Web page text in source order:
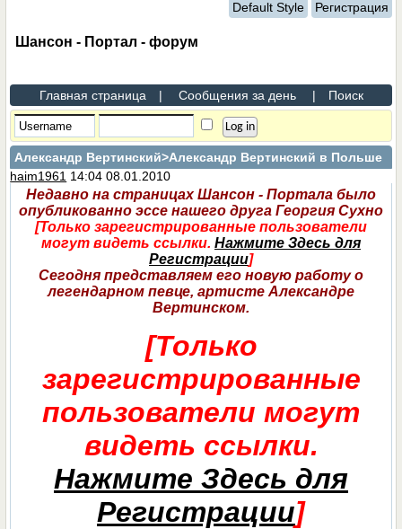
Default Style Регистрация
Шансон - Портал - форум
Главная страница | Сообщения за день | Поиск
Александр Вертинский>Александр Вертинский в Польше
haim1961 14:04 08.01.2010
Недавно на страницах Шансон - Портала было
опубликованно эссе нашего друга Георгия Сухно
[Только зарегистрированные пользователи
могут видеть ссылки. Нажмите Здесь для
Регистрации]
Сегодня представляем его новую работу о
легендарном певце, артисте Александре
Вертинском.
[Только
зарегистрированные
пользователи могут
видеть ссылки.
Нажмите Здесь для
Регистрации]